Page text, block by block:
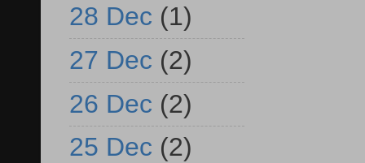
28 Dec (1)
27 Dec (2)
26 Dec (2)
25 Dec (2)